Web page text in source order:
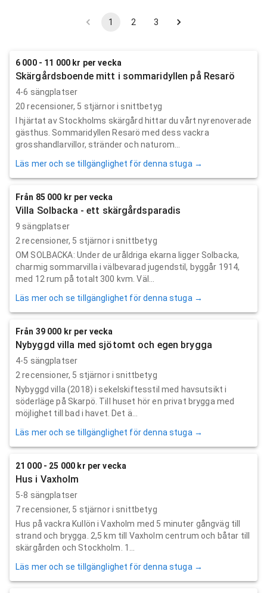
1 2 3
6 000 - 11 000 kr per vecka
Skärgårdsboende mitt i sommaridyllen på Resarö
4-6 sängplatser
20 recensioner, 5 stjärnor i snittbetyg
I hjärtat av Stockholms skärgård hittar du vårt nyrenoverade
gästhus. Sommaridyllen Resarö med dess vackra
grosshandlarvillor, stränder och naturom...
Läs mer och se tillgänglighet för denna stuga →
Från 85 000 kr per vecka
Villa Solbacka - ett skärgårdsparadis
9 sängplatser
2 recensioner, 5 stjärnor i snittbetyg
OM SOLBACKA: Under de uråldriga ekarna ligger Solbacka,
charmig sommarvilla i välbevarad jugendstil, byggår 1914,
med 12 rum på totalt 300 kvm. Väl...
Läs mer och se tillgänglighet för denna stuga →
Från 39 000 kr per vecka
Nybyggd villa med sjötomt och egen brygga
4-5 sängplatser
2 recensioner, 5 stjärnor i snittbetyg
Nybyggd villa (2018) i sekelskiftesstil med havsutsikt i
söderläge på Skarpö. Till huset hör en privat brygga med
möjlighet till bad i havet. Det ä...
Läs mer och se tillgänglighet för denna stuga →
21 000 - 25 000 kr per vecka
Hus i Vaxholm
5-8 sängplatser
7recensioner, 5 stjärnor i snittbetyg
Hus på vackra Kullön i Vaxholm med 5 minuter gångväg till
strand och brygga. 2,5 km till Vaxholm centrum och båtar till
skärgården och Stockholm. 1...
Läs mer och se tillgänglighet för denna stuga →